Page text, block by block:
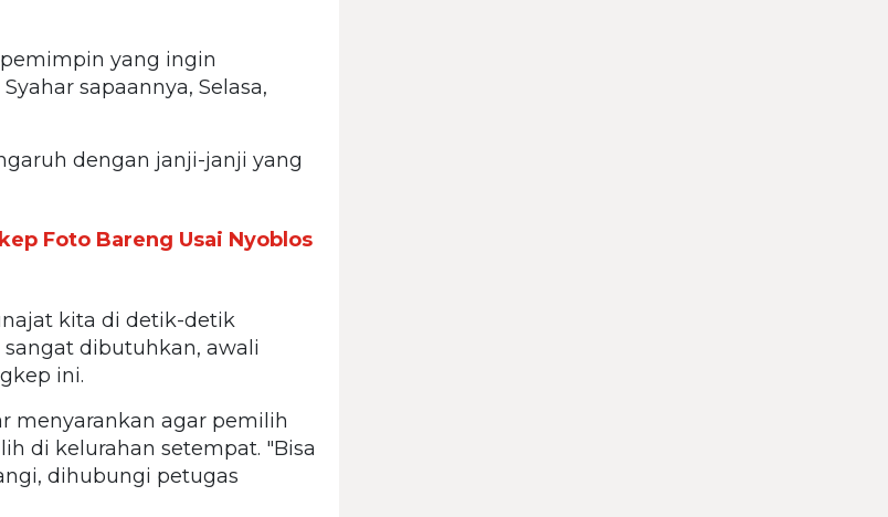
yang ingin
sapaannya, Selasa,
dengan janji-janji yang
Foto Bareng Usai Nyoblos
kita di detik-detik
dibutuhkan, awali
ini.
menyarankan agar pemilih
di kelurahan setempat. "Bisa
dihubungi petugas